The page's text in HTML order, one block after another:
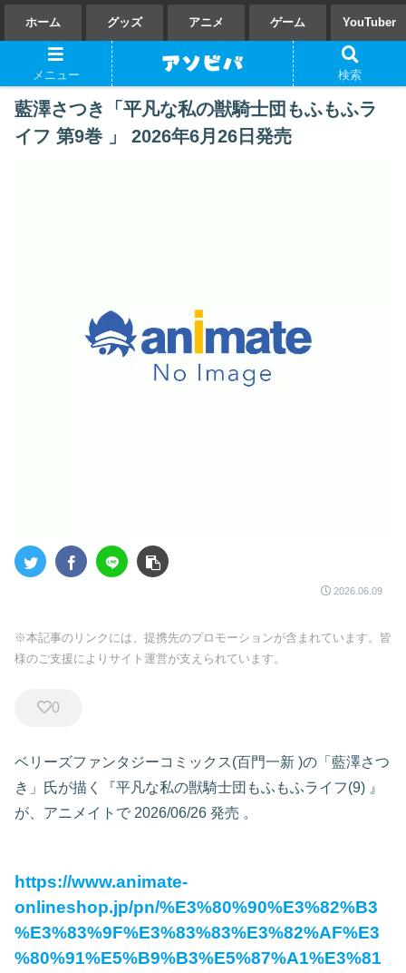
ホーム グッズ アニメ ゲーム YouTuber
藍澤さつき「平凡な私の獣騎士団もふもふラ
イフ 第9巻 」 2026年6月26日発売
2026.06.09
※本記事のリンクには、提携先のプロモーションが含まれています。皆
様のご支援によりサイト運営が支えられています。
0
ベリーズファンタジーコミックス(百門一新 )の「藍澤さつ
き」氏が描く『平凡な私の獣騎士団もふもふライフ(9) 』
が、アニメイトで 2026/06/26 発売 。
https://www.animate-
onlineshop.jp/pn/%E3%80%90%E3%82%B3
%E3%83%9F%E3%83%83%E3%82%AF%E3
%80%91%E5%B9%B3%E5%87%A1%E3%81
メニュー 検索